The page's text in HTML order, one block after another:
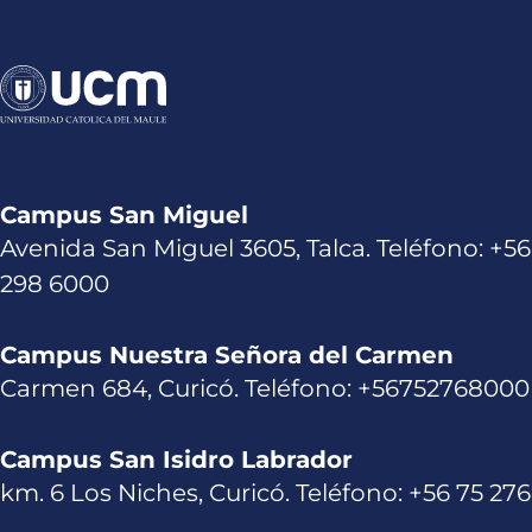
Campus San Miguel
Avenida San Miguel 3605, Talca. Teléfono: +56
298 6000
Campus Nuestra Señora del Carmen
Carmen 684, Curicó. Teléfono: +56752768000
Campus San Isidro Labrador
km. 6 Los Niches, Curicó. Teléfono: +56 75